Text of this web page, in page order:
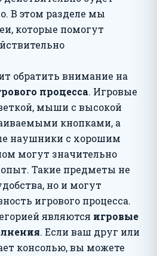
В этом разделе мы
которые помогут
обратить внимание на
процесса. Игровые
мыши с высокой
кнопками, а
наушники с хорошим
могут значительно
Такие предметы не
но и могут
игрового процесса.
являются игровые
. Если ваш друг или
консолью, вы можете